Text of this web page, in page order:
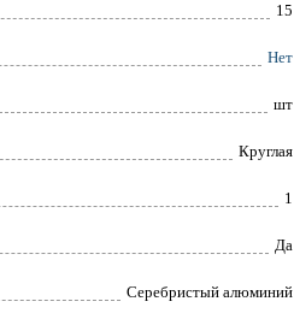
15
Нет
шт
Круглая
1
Да
Серебристый алюминий